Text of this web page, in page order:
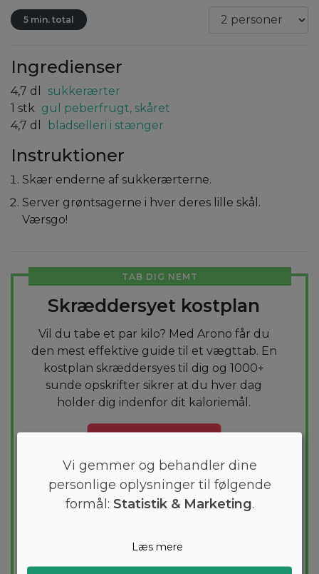
5 min. total
Ingredienser
4,7 dl
sukkerærter
1 stk gul peberfrugt, skåret
4,7 dl bladselleri i stænger
Instruktioner
Skær enderne af sukkerærterne.
Server grøntsagerne i hver deres lille skål.
Værsgo!
TAB DIG NEMT
Skræddersyet kostplan
Vil du tabe et par kilo? Med Arono får du
den mest effektive guide til et vægttab. En
kostplan skræddersyes til dig og 1000+
sunde opskrifter sikrer at du hver dag
holder dig indenfor dit kaloriemål.
Vi gemmer og behandler dine
personlige oplysninger til følgende
formål: Statistik & Marketing.
Læs mere